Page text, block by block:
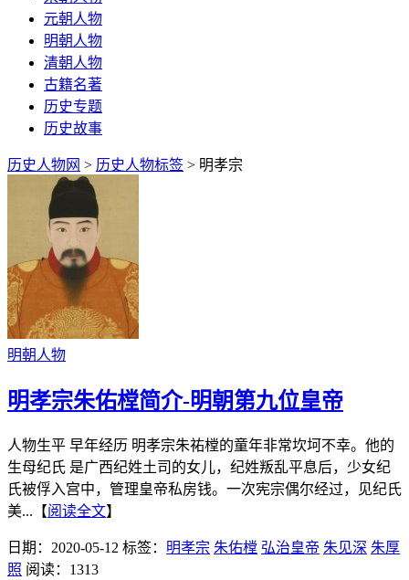
元朝人物
明朝人物
清朝人物
古籍名著
历史专题
历史故事
历史人物网 > 历史人物标签 > 明孝宗
明朝人物
明孝宗朱佑樘简介-明朝第九位皇帝
人物生平 早年经历 明孝宗朱祐樘的童年非常坎坷不幸。他的
生母纪氏 是广西纪姓土司的女儿，纪姓叛乱平息后，少女纪
氏被俘入宫中，管理皇帝私房钱。一次宪宗偶尔经过，见纪氏
美...【阅读全文】
日期：2020-05-12 标签： 明孝宗 朱佑樘 弘治皇帝 朱见深 朱厚
照 阅读：1313